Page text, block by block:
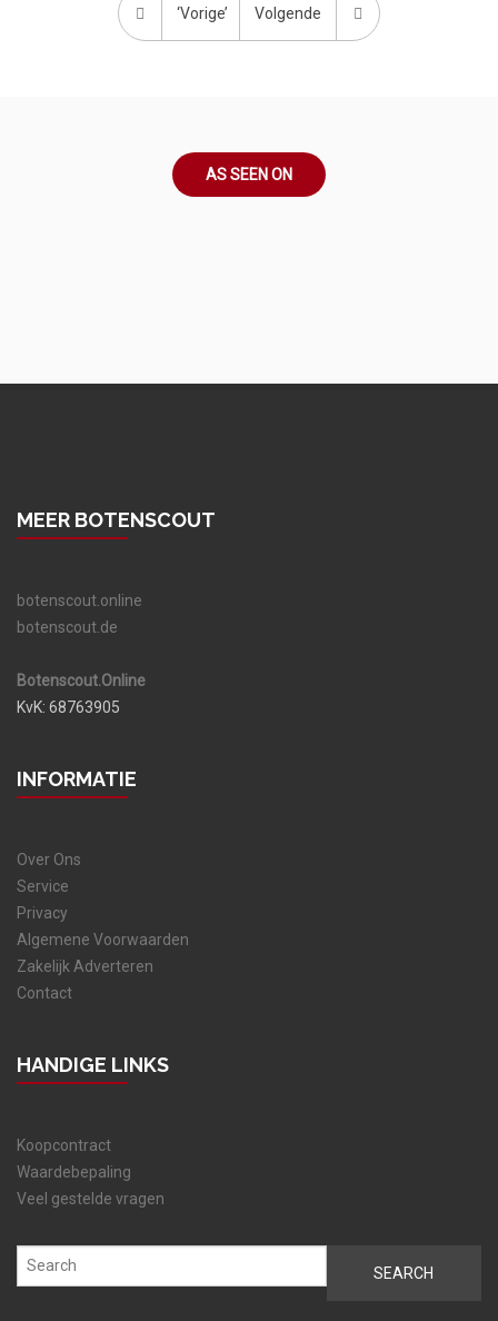
‘Vorige’ Volgende
AS SEEN ON
MEER BOTENSCOUT
botenscout.online
botenscout.de
Botenscout.Online
KvK: 68763905
INFORMATIE
Over Ons
Service
Privacy
Algemene Voorwaarden
Zakelijk Adverteren
Contact
HANDIGE LINKS
Koopcontract
Waardebepaling
Veel gestelde vragen